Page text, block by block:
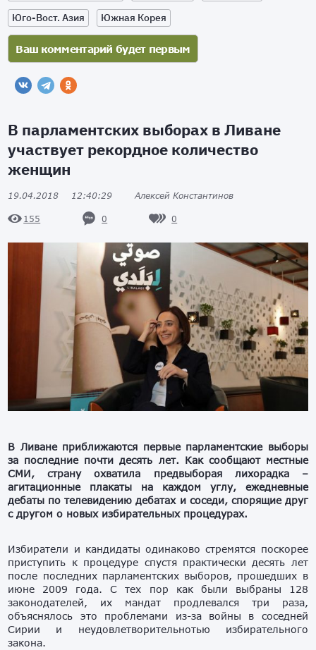
Юго-Вост. Азия
Южная Корея
В парламентских выборах в Ливане
участвует рекордное количество
женщин
19.04.2018 12:40:29 Алексей Константинов
155 0 0
В Ливане приближаются первые парламентские выборы
за последние почти десять лет. Как сообщают местные
СМИ, страну охватила предвыборая лихорадка –
агитационные плакаты на каждом углу, ежедневные
дебаты по телевидению дебатах и соседи, спорящие друг
с другом о новых избирательных процедурах.
Избиратели и кандидаты одинаково стремятся поскорее
приступить к процедуре спустя практически десять лет
после последних парламентских выборов, прошедших в
июне 2009 года. С тех пор как были выбраны 128
законодателей, их мандат продлевался три раза,
объяснялось это проблемами из-за войны в соседней
Сирии и неудовлетворительнотью избирательного
закона.